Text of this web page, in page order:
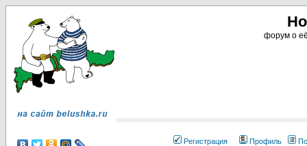
форум о
Регистрация Профиль